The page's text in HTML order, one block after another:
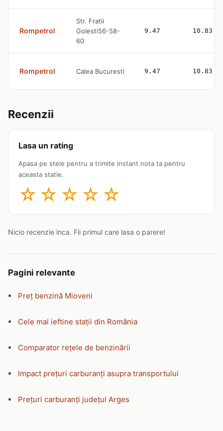
Rompetrol
Str. Fratii
Golesti56-58-
60
9.47 10.83
Rompetrol Calea Bucuresti 9.47 10.83
Recenzii
Lasa un rating
Apasa pe stele pentru a trimite instant nota ta pentru
aceasta statie.
☆ ☆ ☆ ☆ ☆
Nicio recenzie inca. Fii primul care lasa o parere!
Pagini relevante
Preț benzină Mioveni
Cele mai ieftine stații din România
Comparator rețele de benzinării
Impact prețuri carburanți asupra transportului
Prețuri carburanți județul Arges